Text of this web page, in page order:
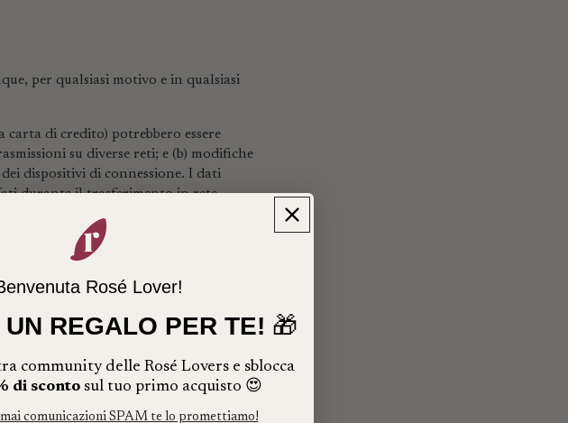
per qualsiasi motivo e in qualsiasi
di credito) potrebbero essere
su diverse reti; e (b) modifiche
dispositivi di connessione. I dati
durante il trasferimento in rete.
o sfruttare nessuna parte del
o a qualsiasi contatto sul sito
autorizzazione scritta di Shopify.
convenienza, ma non limiteranno o
DELLE INFORMAZIONI
Rosé Lover!
REGALO PER TE! 🎁
community delle Rosé Lovers e sblocca
di sconto sul tuo primo acquisto 😍
comunicazioni SPAM te lo promettiamo!